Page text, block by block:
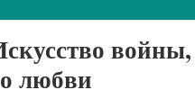
любви